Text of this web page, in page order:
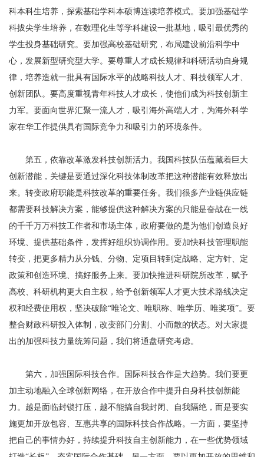
科本科生培养，探索基础学科本硕博连读培养模式。要加强基础学
科拔尖学生培养，在数理化生等学科建设一批基地，吸引最优秀的
学生投身基础研究。要加强高校基础研究，布局建设前沿科学中
心，发展新型研究型大学。要尊重人才成长规律和科研活动自身规
律，培养造就一批具有国际水平的战略科技人才、科技领军人才、
创新团队。要高度重视青年科技人才成长，使他们成为科技创新主
力军。要面向世界汇聚一流人才，吸引海外高端人才，为海外科学
家在华工作提供具有国际竞争力和吸引力的环境条件。
第五，依靠改革激发科技创新活力。我国科技队伍蕴藏着巨大
创新潜能，关键是要通过深化科技体制改革把这种潜能有效释放出
来。转变政府职能是科技改革的重要任务。我们很多产业链供应链
都需要科技解决方案，能够提供这种解决方案的只能是奋战在一线
的千千万万科技工作者和市场主体，政府要做的是为他们创造良好
环境、提供基础条件，发挥好组织协调作用。要加快科技管理职能
转变，把更多精力从分钱、分物、定项目转到定战略、定方针、定
政策和创造环境、搞好服务上来。要加快推进科研院所改革，赋予
高校、科研机构更大自主权，给予创新领军人才更大技术路线决定
权和经费使用权，坚决破除“唯论文、唯职称、唯学历、唯奖项”。要
整合财政科研投入体制，改变部门分割、小而散的状态。对大家提
出的加强科技力量统筹问题，我们将通盘研究考虑。
第六，加强国际科技合作。国际科技合作是大趋势。我们要更
加主动地融入全球创新网络，在开放合作中提升自身科技创新能
力。越是面临封锁打压，越不能搞自我封闭、自我隔绝，而是要实
施更加开放包容、互惠共享的国际科技合作战略。一方面，要坚持
把自己的事情办好，持续提升科技自主创新能力，在一些优势领域